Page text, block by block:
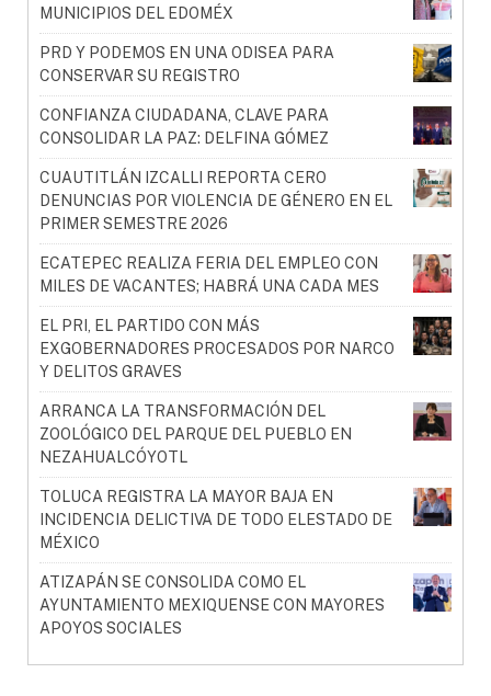
MUNICIPIOS DEL EDOMÉX
PRD Y PODEMOS EN UNA ODISEA PARA
CONSERVAR SU REGISTRO
CONFIANZA CIUDADANA, CLAVE PARA
CONSOLIDAR LA PAZ: DELFINA GÓMEZ
CUAUTITLÁN IZCALLI REPORTA CERO
DENUNCIAS POR VIOLENCIA DE GÉNERO EN EL
PRIMER SEMESTRE 2026
ECATEPEC REALIZA FERIA DEL EMPLEO CON
MILES DE VACANTES; HABRÁ UNA CADA MES
EL PRI, EL PARTIDO CON MÁS
EXGOBERNADORES PROCESADOS POR NARCO
Y DELITOS GRAVES
ARRANCA LA TRANSFORMACIÓN DEL
ZOOLÓGICO DEL PARQUE DEL PUEBLO EN
NEZAHUALCÓYOTL
TOLUCA REGISTRA LA MAYOR BAJA EN
INCIDENCIA DELICTIVA DE TODO ELESTADO DE
MÉXICO
ATIZAPÁN SE CONSOLIDA COMO EL
AYUNTAMIENTO MEXIQUENSE CON MAYORES
APOYOS SOCIALES